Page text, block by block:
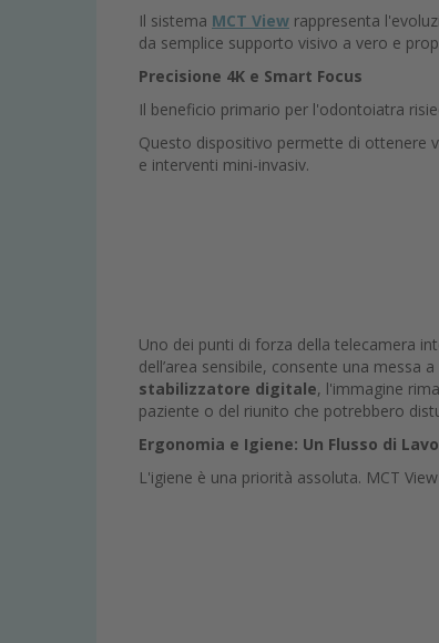
Il sistema MCT View rappresenta
da semplice supporto visivo a vero e
Precisione 4K e Smart Focus
Il beneficio primario per l'odontoiatra
Questo dispositivo permette di ottenere
e interventi mini-invasiv.
Uno dei punti di forza della telecamera
dell’area sensibile, consente una
stabilizzatore digitale, l'immagine
paziente o del riunito che potrebbero
Ergonomia e Igiene: Un Flusso di
L'igiene è una priorità assoluta. MCT